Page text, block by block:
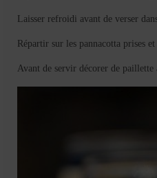
Laisser refroidi avant de verser
Répartir sur les pannacotta prises
Avant de servir décorer de paillette